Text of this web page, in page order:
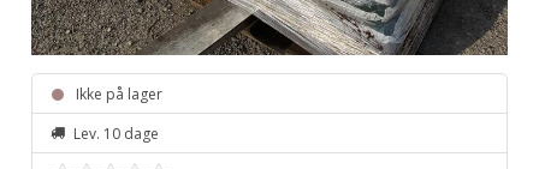
Ikke på lager
Lev. 10 dage